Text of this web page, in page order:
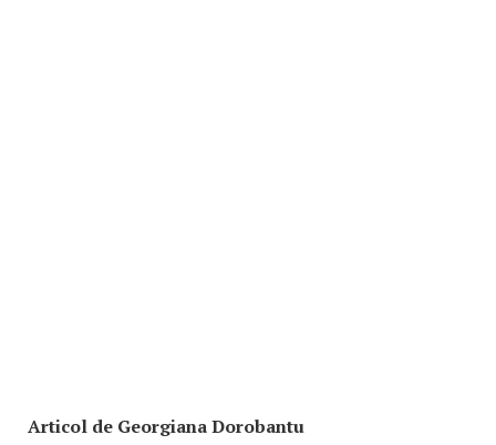
Articol de Georgiana Dorobantu